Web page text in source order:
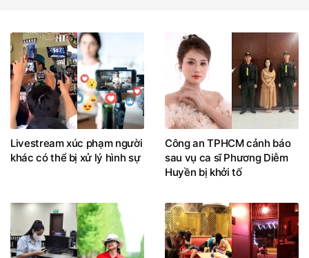
Livestream xúc phạm người
khác có thể bị xử lý hình sự
Công an TPHCM cảnh báo
sau vụ ca sĩ Phương Diễm
Huyền bị khởi tố